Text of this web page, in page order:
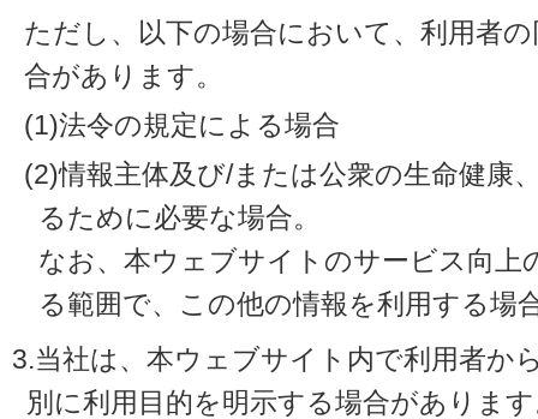
ただし、以下の場合において、利用者
合があります。
(1)法令の規定による場合
(2)情報主体及び/または公衆の生命健康
るために必要な場合。
なお、本ウェブサイトのサービス向上
る範囲で、この他の情報を利用する場
3.当社は、本ウェブサイト内で利用者か
別に利用目的を明示する場合がありま